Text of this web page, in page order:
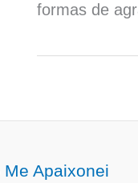
formas de
Me Apaixonei